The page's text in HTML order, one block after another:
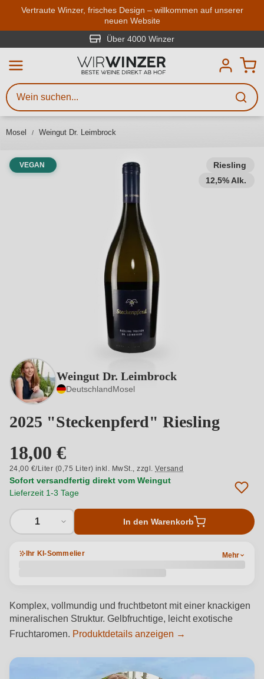
Zum Hauptinhalt springen
Vertraute Winzer, frisches Design – willkommen auf unserer
neuen Website
Über 4000 Winzer
Mosel Weingut Dr. Leimbrock
Riesling
12,5% Alk.
VEGAN
Weingut Dr. Leimbrock
DeutschlandMosel
2025 "Steckenpferd" Riesling
18,00 €
24,00 €/Liter (0,75 Liter) inkl. MwSt.,zzgl.Versand
Sofort versandfertig direkt vom Weingut
Lieferzeit 1-3 Tage
1 In den Warenkorb
Ihr KI-Sommelier Mehr
Komplex, vollmundig und fruchtbetont mit einer knackigen
mineralischen Struktur. Gelbfruchtige, leicht exotische
Fruchtaromen. Produktdetails anzeigen →
Weinsuche
Mindestens 3 Zeichen eingeben
Beschreiben Sie, welchen Wein
Sie suchen – ob nach Geschmack,